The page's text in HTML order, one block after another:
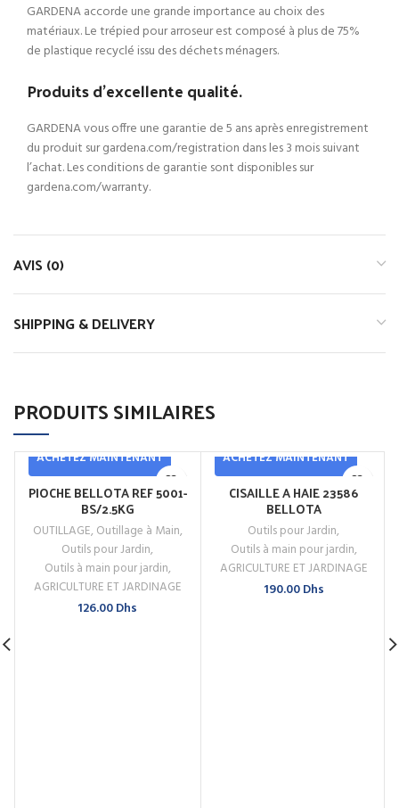
GARDENA accorde une grande importance au choix des
matériaux. Le trépied pour arroseur est composé à plus de 75%
de plastique recyclé issu des déchets ménagers.
Produits d’excellente qualité.
GARDENA vous offre une garantie de 5 ans après enregistrement
du produit sur gardena.com/registration dans les 3 mois suivant
l’achat. Les conditions de garantie sont disponibles sur
gardena.com/warranty.
AVIS (0)
SHIPPING & DELIVERY
PRODUITS SIMILAIRES
ACHETEZ MAINTENANT
PIOCHE BELLOTA REF 5001-
BS/2.5KG
OUTILLAGE, Outillage à Main,
Outils pour Jardin,
Outils à main pour jardin,
AGRICULTURE ET JARDINAGE
126.00Dhs
ACHETEZ MAINTENANT
CISAILLE A HAIE 23586
BELLOTA
Outils pour Jardin,
Outils à main pour jardin,
AGRICULTURE ET JARDINAGE
190.00Dhs